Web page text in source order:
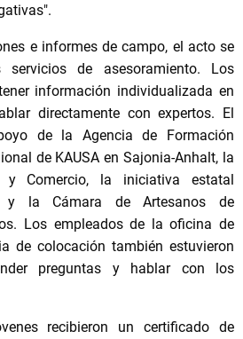
e informes de campo, el acto se
servicios de asesoramiento. Los
información individualizada en
directamente con expertos. El
de la Agencia de Formación
de KAUSA en Sajonia-Anhalt, la
y Comercio, la iniciativa estatal
y la Cámara de Artesanos de
Los empleados de la oficina de
de colocación también estuvieron
preguntas y hablar con los
recibieron un certificado de